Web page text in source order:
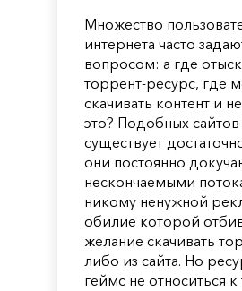
Множество
интернета часто
вопросом: а где
торрент-ресурс, где
скачивать контент и
это? Подобных
существует
они постоянно
нескончаемыми
никому ненужной
обилие которой
желание скачивать
либо из сайта. Но
геймс не относиться